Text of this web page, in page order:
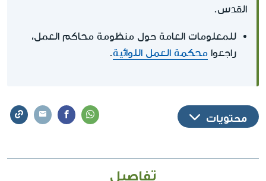
القدس.
للمعلومات العامة حول منظومة محاكم العمل،
راجعوا محكمة العمل اللوائية.
محتويات
تفاصيل